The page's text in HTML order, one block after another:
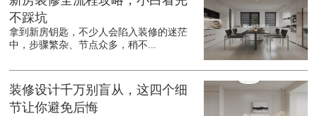
不踩坑
拿到新房钥匙，不少人会陷入装修的迷茫
中，步骤繁杂、节点众多，稍不...
装修设计千万别盲从，这四个细
节让你避免后悔